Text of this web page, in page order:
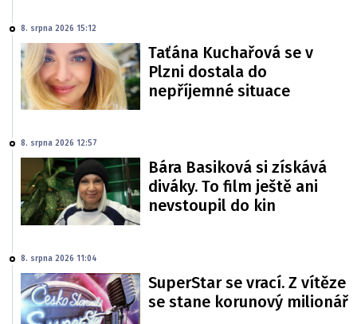
8. srpna 2026 15:12
Taťána Kuchařová se v
Plzni dostala do
nepříjemné situace
8. srpna 2026 12:57
Bára Basiková si získává
diváky. To film ještě ani
nevstoupil do kin
8. srpna 2026 11:04
SuperStar se vrací. Z vítěze
se stane korunový milionář